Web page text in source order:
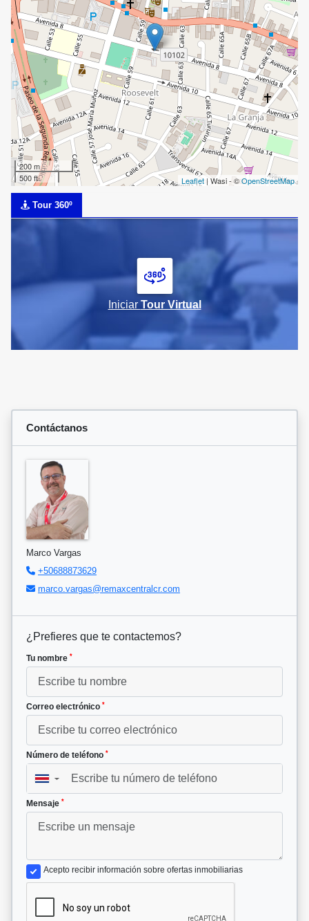
200 m
500 ft
Leaflet | Wasi - ©OpenStreetMap
Tour 360º
Iniciar Tour Virtual
Contáctanos
Marco Vargas
+50688873629
marco.vargas@remaxcentralcr.com
¿Prefieres que te contactemos?
Tu nombre *
Correo electrónico *
Número de teléfono *
▼
Mensaje *
Acepto recibir información sobre ofertas inmobiliarias